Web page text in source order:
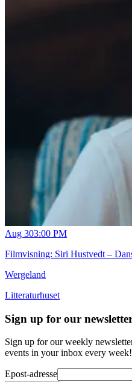
Aug 303:00 PM
Filmvisning: Siri Hustvedt –
Wergeland
Litteraturhuset
Sign up for our
Sign up for our weekly
events in your inbox every week!
Epost-adresse